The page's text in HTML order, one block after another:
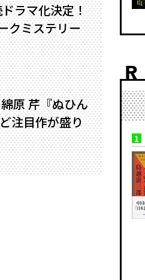
ラマ化決定！
クミステリー
原 芹『ぬひん
注目作が盛り
1